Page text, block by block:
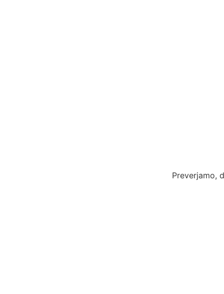
Preverjamo,